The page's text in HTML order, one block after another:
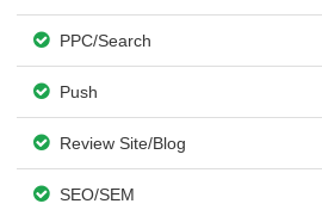
PPC/Search
Push
Review Site/Blog
SEO/SEM